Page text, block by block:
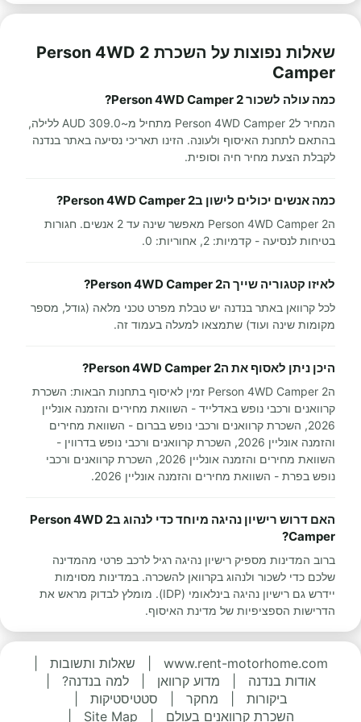
שאלות נפוצות על השכרת 2 Person 4WD
Camper
כמה עולה לשכור 2 Person 4WD Camper?
המחיר ל2 Person 4WD Camper מתחיל מ~309.0 AUD ללילה,
בהתאם לתחנת האיסוף ולעונה. הזינו תאריכי נסיעה באתר בנדנה
לקבלת הצעת מחיר חיה וסופית.
כמה אנשים יכולים לישון ב2 Person 4WD Camper?
ה2 Person 4WD Camper מאפשר שינה עד 2 אנשים. חגורות
בטיחות לנסיעה - קדמיות: 2, אחוריות: 0.
לאיזו קטגוריה שייך ה2 Person 4WD Camper?
לכל קרוואן באתר בנדנה יש טבלת מפרט טכני מלאה (גודל, מספר
מקומות שינה ועוד) שתמצאו למעלה בעמוד זה.
היכן ניתן לאסוף את ה2 Person 4WD Camper?
ה2 Person 4WD Camper זמין לאיסוף בתחנות הבאות: השכרת
קרוואנים ורכבי נופש באדלייד - השוואת מחירים והזמנה אונליין
2026, השכרת קרוואנים ורכבי נופש בברום - השוואת מחירים
והזמנה אונליין 2026, השכרת קרוואנים ורכבי נופש בדרווין -
השוואת מחירים והזמנה אונליין 2026, השכרת קרוואנים ורכבי
נופש בפרת - השוואת מחירים והזמנה אונליין 2026.
האם דרוש רישיון נהיגה מיוחד כדי לנהוג ב2 Person 4WD
Camper?
ברוב המדינות מספיק רישיון נהיגה רגיל לרכב פרטי מהמדינה
שלכם כדי לשכור ולנהוג בקרוואן להשכרה. במדינות מסוימות
יידרש גם רישיון נהיגה בינלאומי (IDP). מומלץ לבדוק מראש את
הדרישות הספציפיות של מדינת האיסוף.
www.rent-motorhome.com שאלות ותשובות
אודות בנדנה
מדוע קרוואן למה בנדנה?
ביקורות
מחקר סטטיסטיקות
השכרת קרוואנים בעולם
Site Map